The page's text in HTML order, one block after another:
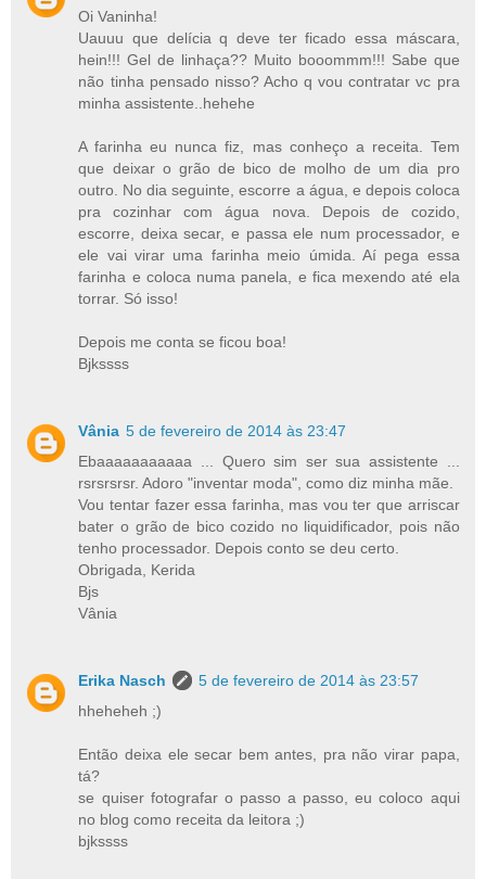
Oi Vaninha!
Uauuu que delícia q deve ter ficado essa máscara,
hein!!! Gel de linhaça?? Muito booommm!!! Sabe que
não tinha pensado nisso? Acho q vou contratar vc pra
minha assistente..hehehe
A farinha eu nunca fiz, mas conheço a receita. Tem
que deixar o grão de bico de molho de um dia pro
outro. No dia seguinte, escorre a água, e depois coloca
pra cozinhar com água nova. Depois de cozido,
escorre, deixa secar, e passa ele num processador, e
ele vai virar uma farinha meio úmida. Aí pega essa
farinha e coloca numa panela, e fica mexendo até ela
torrar. Só isso!
Depois me conta se ficou boa!
Bjkssss
Vânia 5 de fevereiro de 2014 às 23:47
Ebaaaaaaaaaaa ... Quero sim ser sua assistente ...
rsrsrsrsr. Adoro "inventar moda", como diz minha mãe.
Vou tentar fazer essa farinha, mas vou ter que arriscar
bater o grão de bico cozido no liquidificador, pois não
tenho processador. Depois conto se deu certo.
Obrigada, Kerida
Bjs
Vânia
Erika Nasch
5 de fevereiro de 2014 às 23:57
hheheheh ;)
Então deixa ele secar bem antes, pra não virar papa,
tá?
se quiser fotografar o passo a passo, eu coloco aqui
no blog como receita da leitora ;)
bjkssss